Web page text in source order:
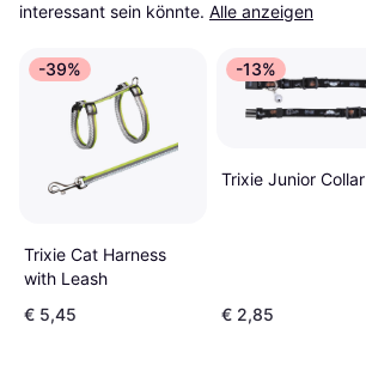
interessant sein könnte. Alle anzeigen
-39%
Trixie Cat Harness
with Leash
€ 5,45
-13%
Trixie Junior Collar
€ 2,85